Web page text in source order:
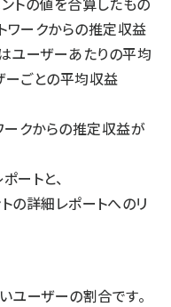
ワークからの推定収益
ユーザーあたりの平均
ーごとの平均収益
クからの推定収益が
ートと、
詳細レポートへのリ
ユーザーの割合です。